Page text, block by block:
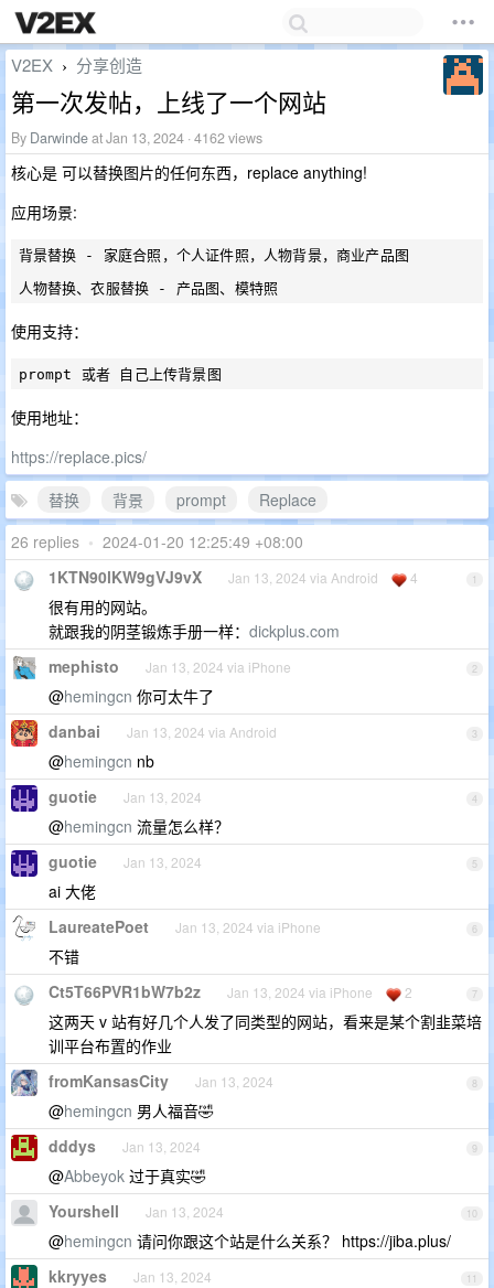
V2EX › 分享创造
第一次发帖，上线了一个网站
By Darwindeat Jan 13, 2024 · 4162 views
核心是 可以替换图片的任何东西，replace anything!
应用场景:
背景替换 - 家庭合照，个人证件照，人物背景，商业产品图
使用支持：
使用地址：
https://replace.pics/
替换
背景 prompt
Replace
26 replies • 2024-01-20 12:25:49 +08:00
1
1KTN90lKW9gVJ9vX Jan 13, 2024 via Android 4
很有用的网站。
就跟我的阴茎锻炼手册一样： dickplus.com
2
mephisto Jan 13, 2024 via iPhone
@hemingcn 你可太牛了
3
danbai Jan 13, 2024 via Android
@hemingcn nb
4
guotie Jan 13, 2024
@hemingcn 流量怎么样？
5
guotie Jan 13, 2024
ai 大佬
6
LaureatePoet Jan 13, 2024 via iPhone
不错
7
Ct5T66PVR1bW7b2z Jan 13, 2024 via iPhone 2
这两天 v 站有好几个人发了同类型的网站，看来是某个割韭菜培
训平台布置的作业
8
fromKansasCity Jan 13, 2024
@hemingcn 男人福音🤣
9
dddys Jan 13, 2024
@Abbeyok 过于真实🤣
10
Yourshell Jan 13, 2024
@hemingcn 请问你跟这个站是什么关系？ https://jiba.plus/
11
kkryyes Jan 13, 2024